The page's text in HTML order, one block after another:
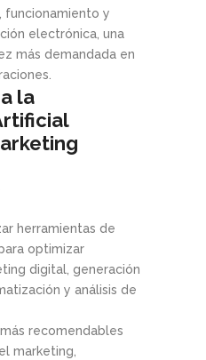
funcionamiento y
electrónica, una
más demandada en
la
herramientas de
optimizar
digital, generación
y análisis de
recomendables
marketing,